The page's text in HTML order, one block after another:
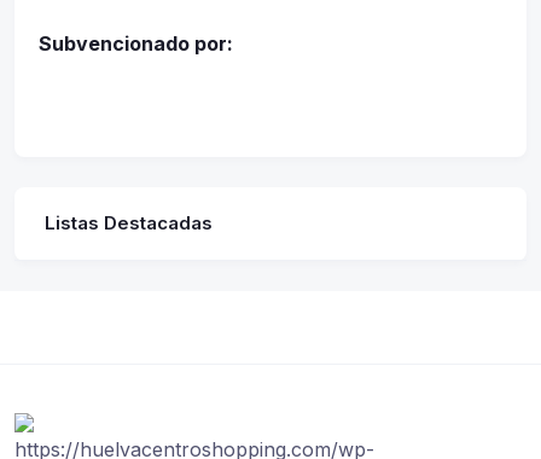
Subvencionado por:
Listas Destacadas